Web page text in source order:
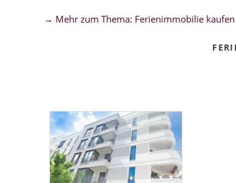
→ Mehr zum Thema: Ferienimmobilie kaufen